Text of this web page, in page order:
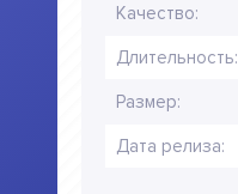
Качество:
Длительность:
Размер:
Дата релиза: